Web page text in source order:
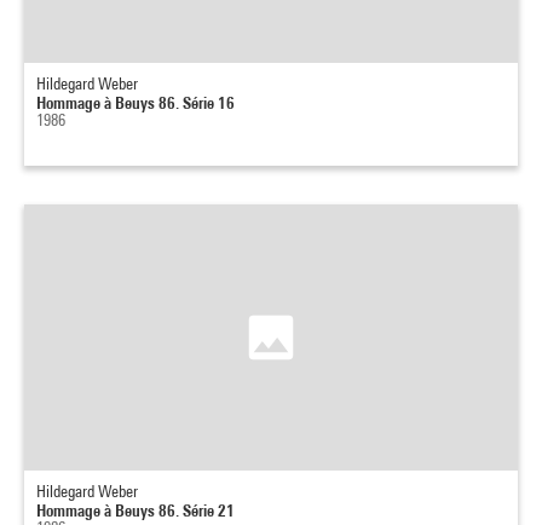
Hildegard Weber
Hommage à Beuys 86. Série 16
1986
Hildegard Weber
Hommage à Beuys 86. Série 21